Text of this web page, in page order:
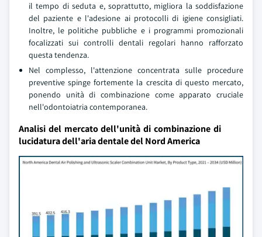
il tempo di seduta e, soprattutto, migliora la soddisfazione
del paziente e l'adesione ai protocolli di igiene consigliati.
Inoltre, le politiche pubbliche e i programmi promozionali
focalizzati sui controlli dentali regolari hanno rafforzato
questa tendenza.
Nel complesso, l'attenzione concentrata sulle procedure
preventive spinge fortemente la crescita di questo mercato,
ponendo unità di combinazione come apparato cruciale
nell'odontoiatria contemporanea.
Analisi del mercato dell'unità di combinazione di
lucidatura dell'aria dentale del Nord America